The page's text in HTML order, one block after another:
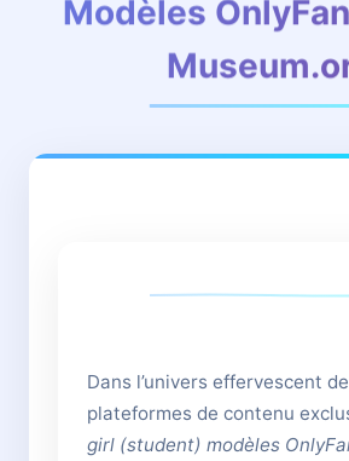
Modèles
Dans l’univers effervescent
plateformes de contenu
girl (student) modèles